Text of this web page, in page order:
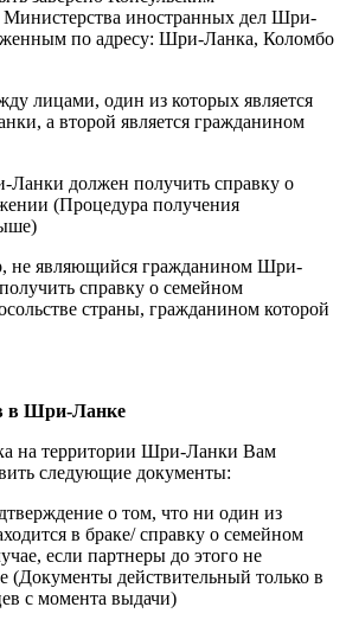
Министерства иностранных дел Шри-
по адресу: Шри-Ланка, Коломбо
лицами, один из которых является
а второй является гражданином
должен получить справку о
(Процедура получения
не являющийся гражданином Шри-
справку о семейном
страны, гражданином которой
в Шри-Ланке
на территории Шри-Ланки Вам
следующие документы:
о том, что ни один из
в браке/ справку о семейном
если партнеры до этого не
(Документы действительный только в
с момента выдачи)